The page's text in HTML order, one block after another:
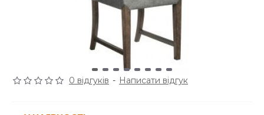
0 відгуків - Написати відгук